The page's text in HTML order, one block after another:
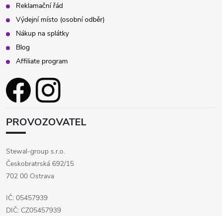
Reklamační řád
Výdejní místo (osobní odběr)
Nákup na splátky
Blog
Affiliate program
PROVOZOVATEL
Stewal-group s.r.o.
Českobratrská 692/15
702 00 Ostrava
IČ: 05457939
DIČ: CZ05457939